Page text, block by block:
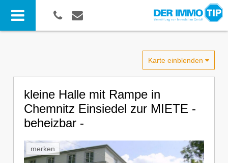
Karte einblenden
kleine Halle mit Rampe in
Chemnitz Einsiedel zur MIETE -
beheizbar -
merken